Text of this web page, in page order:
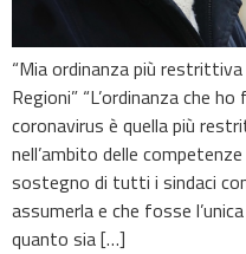
“Mia ordinanza più
Regioni” “L’ordinanza che
coronavirus è quella più
nell’ambito delle
sostegno di tutti i sindaci
assumerla e che fosse
quanto sia […]